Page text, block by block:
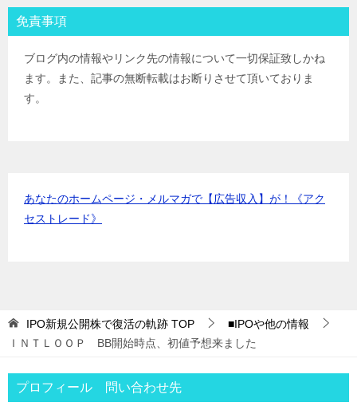
岡三証券IPOﾙｰﾙ
ＧＭＯクリック証券
アイザワ証券IPOﾙｰﾙ
むさし証券
IPOﾙｰﾙ
マネックス証券
免責事項
ブログ内の情報やリンク先の情報について一切保証致しかね
ます。また、記事の無断転載はお断りさせて頂いておりま
す。
あなたのホームページ・メルマガで【広告収入】が！《アク
セストレード》
IPO新規公開株で復活の軌跡 TOP
■IPOや他の情報
ＩＮＴＬＯＯＰ BB開始時点、初値予想来ました
プロフィール 問い合わせ先